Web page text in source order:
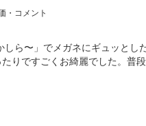
・コメント
しら〜」でメガネにギュッと
りですごくお綺麗でした。普